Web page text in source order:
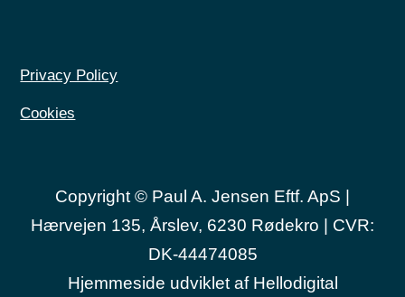
Privacy Policy
Cookies
Copyright © Paul A. Jensen Eftf. ApS |
Hærvejen 135, Årslev, 6230 Rødekro | CVR:
DK-44474085
Hjemmeside udviklet af Hellodigital